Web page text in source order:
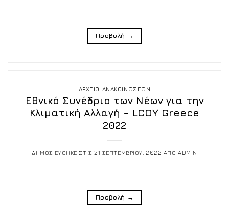
Προβολή →
ΑΡΧΕΙΟ ΑΝΑΚΟΙΝΩΣΕΩΝ
Εθνικό Συνέδριο των Νέων για την
Κλιματική Αλλαγή – LCOY Greece
2022
ΔΗΜΟΣΙΕΥΘΗΚΕ ΣΤΙΣ21 ΣΕΠΤΕΜΒΡΙΟΥ, 2022 ΑΠΟADMIN
Προβολή →